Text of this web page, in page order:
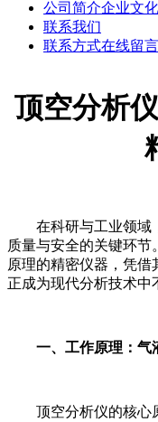
公司简介企业文化
联系我们
联系方式在线留言
顶空分析
在科研与工业领域，
质量与安全的关键环
原理的精密仪器，凭借
正成为现代分析技术中
一、工作原理：气
顶空分析仪的核心